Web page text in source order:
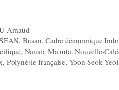
Arnaud
,Busan,Cadre économique
, Nanaia Mahuta, Nouvelle-
, Polynésie française, Yoon Seok Yeol